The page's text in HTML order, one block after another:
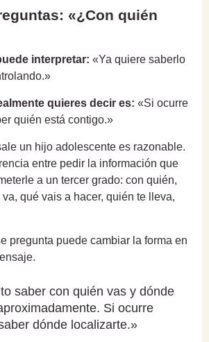
«¿Con quién
interpretar: «Ya quiere saberlo
quieres decir es: «Si ocurre
quién está contigo.»
un hijo adolescente es razonable.
entre pedir la información que
a un tercer grado: con quién,
qué vais a hacer, quién te lleva,
pregunta puede cambiar la forma en
saber con quién vas y dónde
Si ocurre
dónde localizarte.»